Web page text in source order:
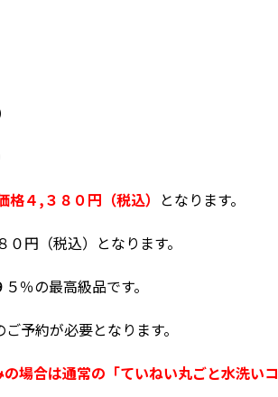
格４,３８０円（税込） となります。
円（税込）となります。
％の最高級品です。
予約が必要となります。
場合は通常の「ていねい丸ごと水洗いコ